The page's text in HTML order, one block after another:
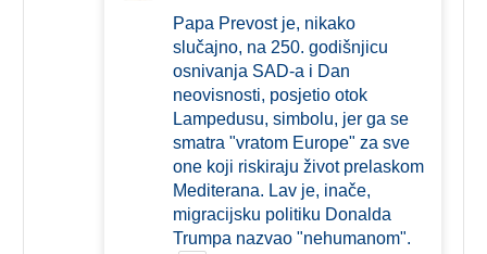
Papa Prevost je, nikako
slučajno, na 250. godišnjicu
osnivanja SAD-a i Dan
neovisnosti, posjetio otok
Lampedusu, simbolu, jer ga se
smatra "vratom Europe" za sve
one koji riskiraju život prelaskom
Mediterana. Lav je, inače,
migracijsku politiku Donalda
Trumpa nazvao "nehumanom".